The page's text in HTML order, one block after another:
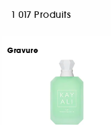
1 017 Produits
Gravure